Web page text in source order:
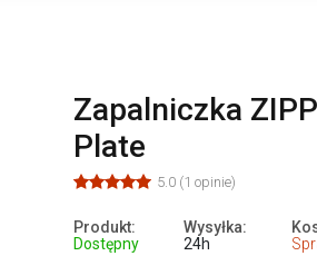
Zapalniczka
Plate
5.0 (1 opinie)
Produkt:
Dostępny
Wysyłka:
24h